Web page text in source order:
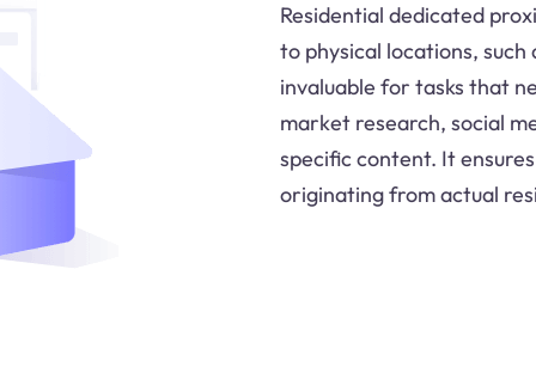
Residential dedicated
to physical locations,
invaluable for tasks that
market research, social
specific content. It
originating from actual